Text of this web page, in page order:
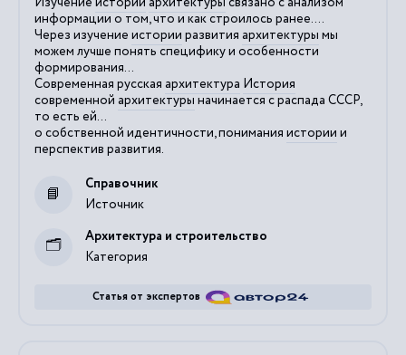
информации о том, что и как строилось ранее....
Через изучение истории развития архитектуры мы
можем лучше понять специфику и особенности
формирования...
Современная русская архитектура История
современной архитектурыначинается с распада СССР,
то есть ей...
о собственной идентичности, понимания истории и
перспектив развития.
Источник
Справочник
Категория
Архитектура и строительство
Статья от экспертов